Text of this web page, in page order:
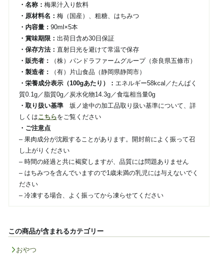
・名称： 梅果汁入り飲料
・原材料名： 梅（国産）、粗糖、はちみつ
・内容量： 90ml×5本
・賞味期限： 出荷日含め30日保証
・保存方法： 直射日光を避けて常温で保存
・販売者：
（株）パンドラファームグループ（奈良県五條市）
・製造者：
（有）片山食品（静岡県静岡市）
・栄養成分表示（100gあたり）： エネルギー58kcal／たんぱく
質0.1g／脂質0g／炭水化物14.3g／食塩相当量0g
・取り扱い基準坂ノ途中の加工品取り扱い基準について、詳
しくはこちらをご覧ください
・ご注意点
– 果肉成分が沈殿することがあります。開封前によく振って召
し上がりください
– 時間の経過と共に褐変しますが、品質には問題ありません
– はちみつを含んでいますので1歳未満の乳児には与えないでく
ださい
– 冷凍する場合、よく振ってから凍らせてください
この商品が含まれるカテゴリー
おやつ